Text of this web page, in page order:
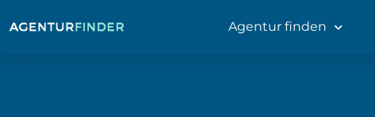
Agentur finden